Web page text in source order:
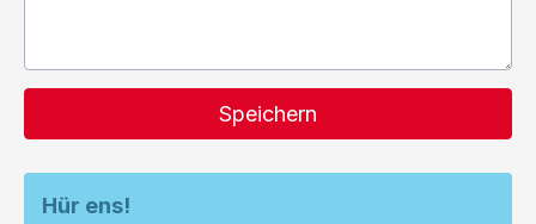
Speichern
Hür ens!